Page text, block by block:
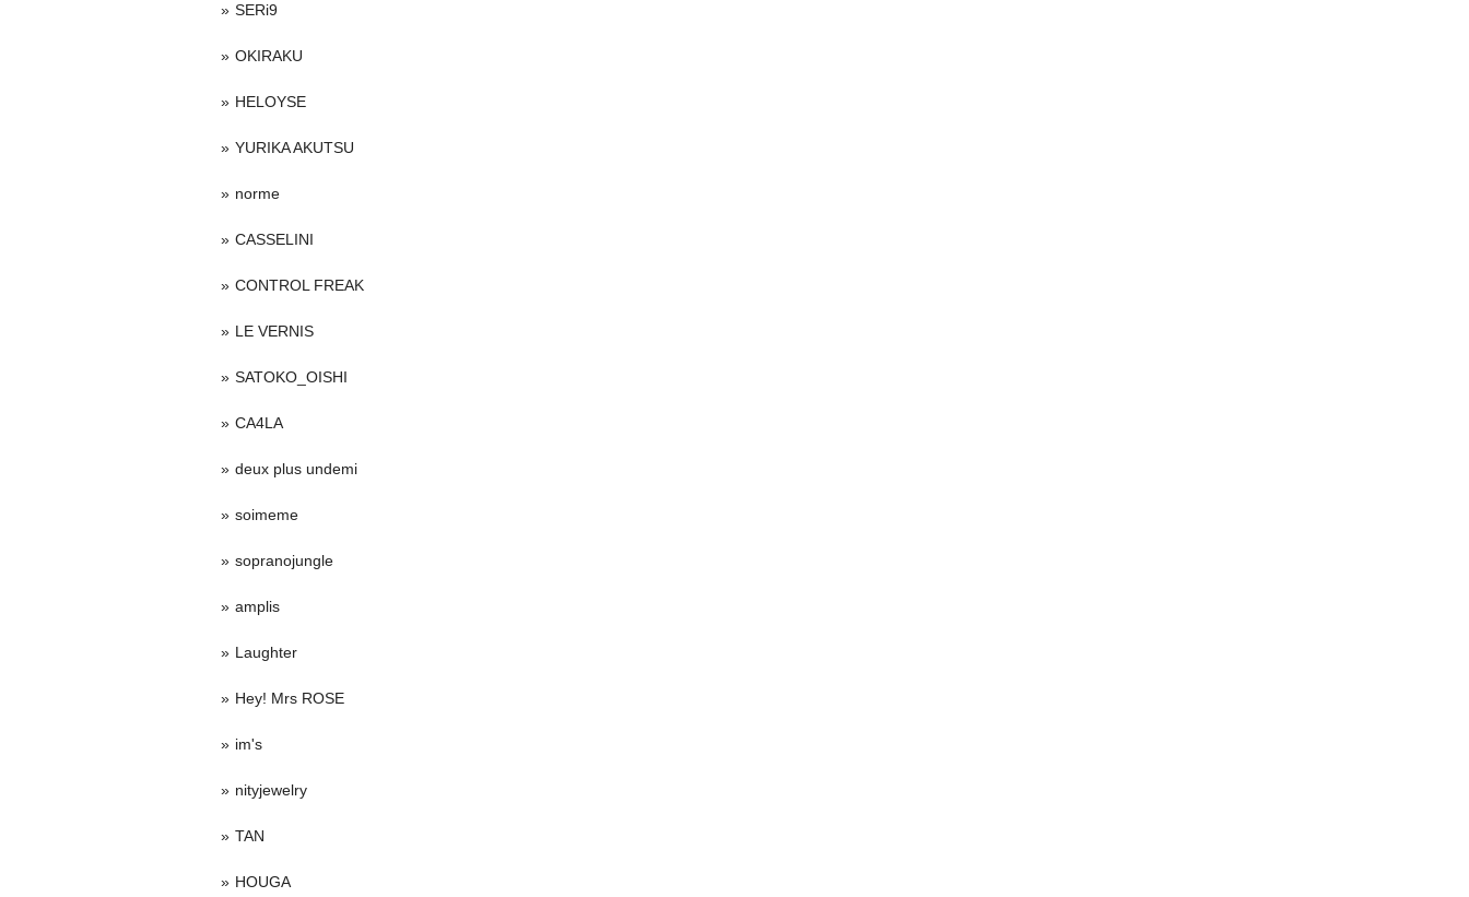
SERi9
OKIRAKU
HELOYSE
YURIKA AKUTSU
norme
CASSELINI
CONTROL FREAK
LE VERNIS
SATOKO_OISHI
CA4LA
deux plus undemi
soimeme
sopranojungle
amplis
Laughter
Hey! Mrs ROSE
im's
nityjewelry
TAN
HOUGA